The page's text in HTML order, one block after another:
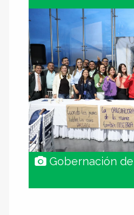
Gobernación de